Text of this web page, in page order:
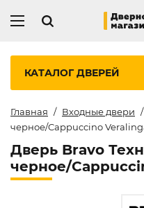
КАТАЛОГДВЕРЕЙ
Главная Входные двери
черное/Cappuccino
Дверь Bravo
черное/